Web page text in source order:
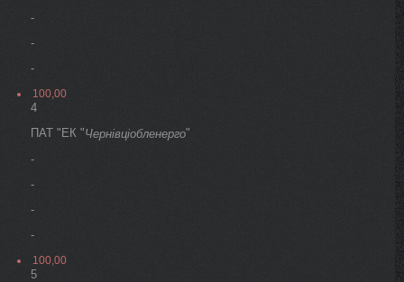
-
-
-
100,00
4
ПАТ "ЕК "Чернівціобленерго"
-
-
-
-
100,00
5